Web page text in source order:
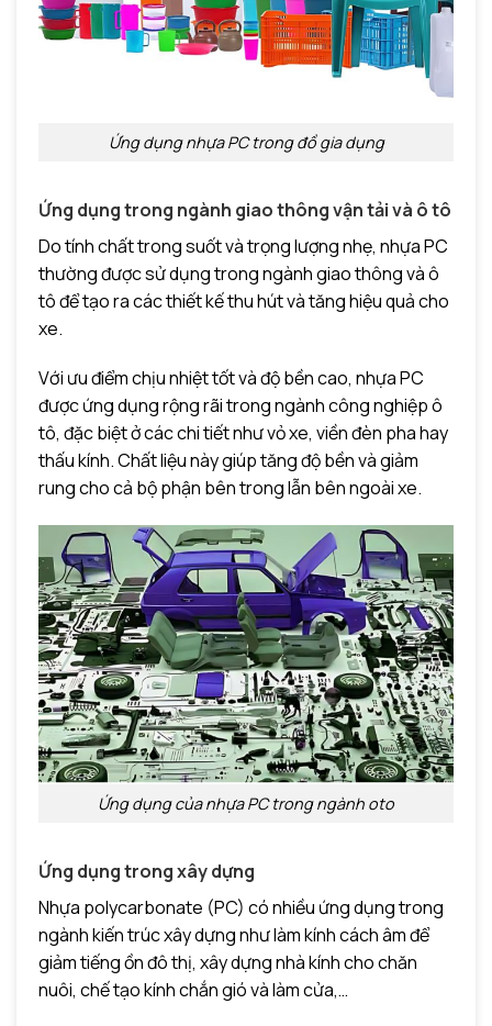
Ứng dụng nhựa PC trong đồ gia dụng
Ứng dụng trong ngành giao thông vận tải và ô tô
Do tính chất trong suốt và trọng lượng nhẹ, nhựa PC
thường được sử dụng trong ngành giao thông và ô
tô để tạo ra các thiết kế thu hút và tăng hiệu quả cho
xe.
Với ưu điểm chịu nhiệt tốt và độ bền cao, nhựa PC
được ứng dụng rộng rãi trong ngành công nghiệp ô
tô, đặc biệt ở các chi tiết như vỏ xe, viền đèn pha hay
thấu kính. Chất liệu này giúp tăng độ bền và giảm
rung cho cả bộ phận bên trong lẫn bên ngoài xe.
Ứng dụng của nhựa PC trong ngành oto
Ứng dụng trong xây dựng
Nhựa polycarbonate (PC) có nhiều ứng dụng trong
ngành kiến trúc xây dựng như làm kính cách âm để
giảm tiếng ồn đô thị, xây dựng nhà kính cho chăn
nuôi, chế tạo kính chắn gió và làm cửa,…